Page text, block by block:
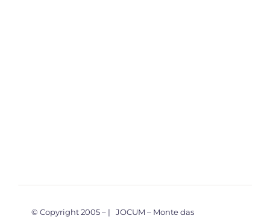
© Copyright 2005 – | JOCUM – Monte das